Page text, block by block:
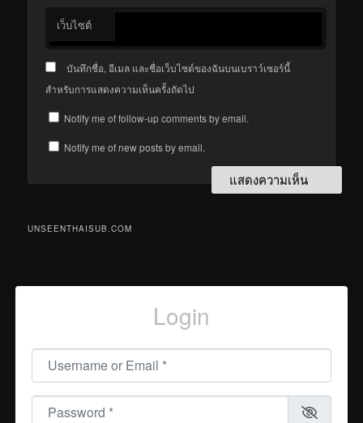
เว็บไซต์
บันทึกชื่อ, อีเมล และชื่อเว็บไซต์ของฉันบนเบราว์เซอร์นี้
สำหรับการแสดงความเห็นครั้งถัดไป
Notify me of follow-up comments by email.
Notify me of new posts by email.
UNSEENTHAISUB.COM
Login
Username or Email
Password